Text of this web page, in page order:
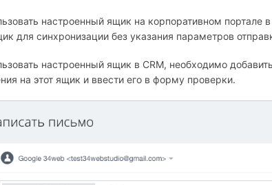
настроенный ящик на корпоративном портале
для синхронизации без указания параметров
настроенный ящик в CRM, необходимо
на этот ящик и ввести его в форму проверки.